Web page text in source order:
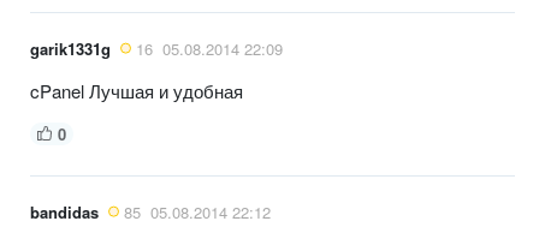
garik1331g 16 05.08.2014 22:09
cPanel Лучшая и удобная
0
bandidas 85 05.08.2014 22:12